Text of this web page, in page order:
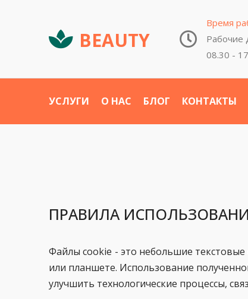
BEAUTY
Время
Рабочие
08.30 -
УСЛУГИ О НАС БЛОГ КОНТАКТЫ
ПРАВИЛА
Файлы cookie - это небольшие текстовые
или планшете. Использование
улучшить технологические процессы,